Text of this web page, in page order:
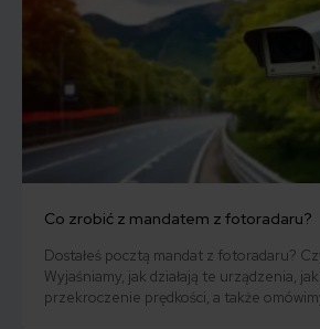
Co zrobić z mandatem z fotoradaru?
Dostałeś pocztą mandat z fotoradaru?
Wyjaśniamy, jak działają te urządzenia,
przekroczenie prędkości, a także